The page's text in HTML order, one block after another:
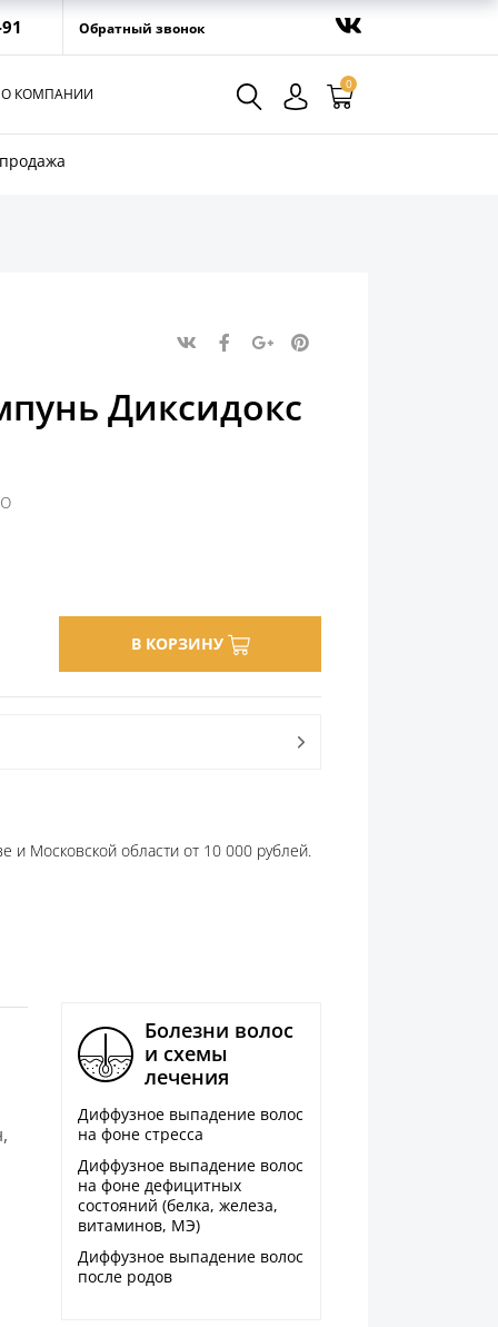
Обратный звонок
0
О КОМПАНИИ
Диксидокс
В КОРЗИНУ
и Московской области от 10 000 рублей.
Болезни волос
и схемы
лечения
Диффузное выпадение волос
на фоне стресса
Диффузное выпадение волос
на фоне дефицитных
состояний (белка, железа,
витаминов, МЭ)
Диффузное выпадение волос
после родов